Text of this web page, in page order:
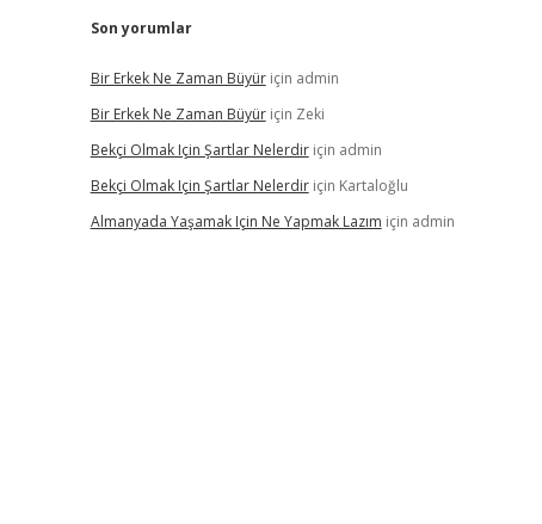
Son yorumlar
Bir Erkek Ne Zaman Büyüriçin admin
Bir Erkek Ne Zaman Büyüriçin Zeki
Bekçi Olmak Için Şartlar Nelerdiriçin admin
Bekçi Olmak Için Şartlar Nelerdiriçin Kartaloğlu
Almanyada Yaşamak Için Ne Yapmak Lazım için admin